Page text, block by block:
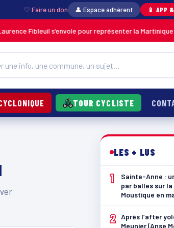
♡ Faire un don 👤 Espace adhérent 📱 APP
Fibleuil s’envole pour représenter la Martinique à
TOUR CYCLISTE
LES + LUS
1
Sainte-Anne :
par balles sur la
Moustique en
2 Après l’after
Meunier (Anse